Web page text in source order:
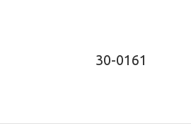
30-0161